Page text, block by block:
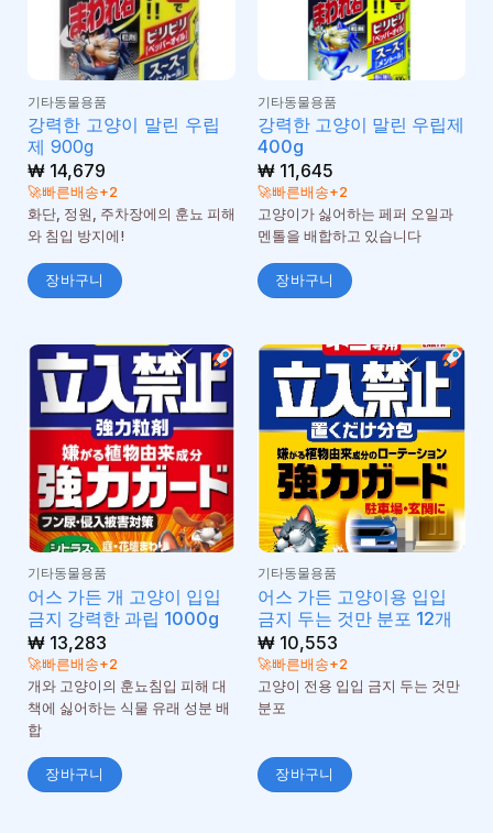
기타동물용품
강력한 고양이 말린 우립
제 900g
₩14,679
🚀빠른배송+2
화단, 정원, 주차장에의 훈뇨 피해
와 침입 방지에!
장바구니
기타동물용품
강력한 고양이 말린 우립제
400g
₩11,645
🚀빠른배송+2
고양이가 싫어하는 페퍼 오일과
멘톨을 배합하고 있습니다
장바구니
기타동물용품
어스 가든 개 고양이 입입
금지 강력한 과립 1000g
₩13,283
🚀빠른배송+2
개와 고양이의 훈뇨침입 피해 대
책에 싫어하는 식물 유래 성분 배
합
장바구니
기타동물용품
어스 가든 고양이용 입입
금지 두는 것만 분포 12개
₩10,553
🚀빠른배송+2
고양이 전용 입입 금지 두는 것만
분포
장바구니